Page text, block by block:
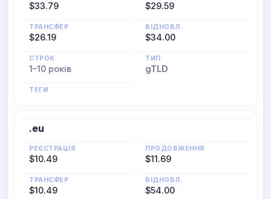
$33.79 $29.59
ТРАНСФЕР
$26.19
ВІДНОВЛ.
$34.00
СТРОК
1–10 років
ТИП
gTLD
ТЕГИ
.eu
РЕЄСТРАЦІЯ
$10.49
ПРОДОВЖЕННЯ
$11.69
ТРАНСФЕР
$10.49
ВІДНОВЛ.
$54.00